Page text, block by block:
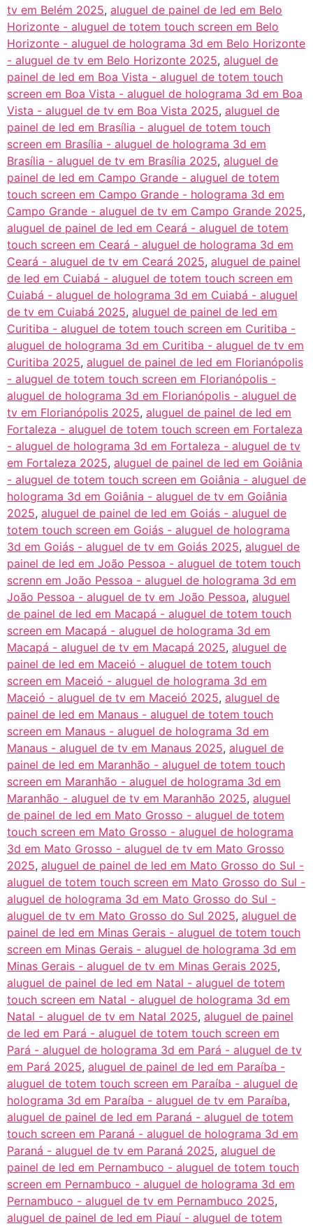
tv em Belém 2025, aluguel de painel de led em Belo
Horizonte - aluguel de totem touch screen em Belo
Horizonte - aluguel de holograma 3d em Belo Horizonte
- aluguel de tv em Belo Horizonte 2025, aluguel de
painel de led em Boa Vista - aluguel de totem touch
screen em Boa Vista - aluguel de holograma 3d em Boa
Vista - aluguel de tv em Boa Vista 2025, aluguel de
painel de led em Brasília - aluguel de totem touch
screen em Brasília - aluguel de holograma 3d em
Brasília - aluguel de tv em Brasília 2025, aluguel de
painel de led em Campo Grande - aluguel de totem
touch screen em Campo Grande - holograma 3d em
Campo Grande - aluguel de tv em Campo Grande 2025,
aluguel de painel de led em Ceará - aluguel de totem
touch screen em Ceará - aluguel de holograma 3d em
Ceará - aluguel de tv em Ceará 2025, aluguel de painel
de led em Cuiabá - aluguel de totem touch screen em
Cuiabá - aluguel de holograma 3d em Cuiabá - aluguel
de tv em Cuiabá 2025, aluguel de painel de led em
Curitiba - aluguel de totem touch screen em Curitiba -
aluguel de holograma 3d em Curitiba - aluguel de tv em
Curitiba 2025, aluguel de painel de led em Florianópolis
- aluguel de totem touch screen em Florianópolis -
aluguel de holograma 3d em Florianópolis - aluguel de
tv em Florianópolis 2025, aluguel de painel de led em
Fortaleza - aluguel de totem touch screen em Fortaleza
- aluguel de holograma 3d em Fortaleza - aluguel de tv
em Fortaleza 2025, aluguel de painel de led em Goiânia
- aluguel de totem touch screen em Goiânia - aluguel de
holograma 3d em Goiânia - aluguel de tv em Goiânia
2025, aluguel de painel de led em Goiás - aluguel de
totem touch screen em Goiás - aluguel de holograma
3d em Goiás - aluguel de tv em Goiás 2025, aluguel de
painel de led em João Pessoa - aluguel de totem touch
screnn em João Pessoa - aluguel de holograma 3d em
João Pessoa - aluguel de tv em João Pessoa, aluguel
de painel de led em Macapá - aluguel de totem touch
screen em Macapá - aluguel de holograma 3d em
Macapá - aluguel de tv em Macapá 2025, aluguel de
painel de led em Maceió - aluguel de totem touch
screen em Maceió - aluguel de holograma 3d em
Maceió - aluguel de tv em Maceió 2025, aluguel de
painel de led em Manaus - aluguel de totem touch
screen em Manaus - aluguel de holograma 3d em
Manaus - aluguel de tv em Manaus 2025, aluguel de
painel de led em Maranhão - aluguel de totem touch
screen em Maranhão - aluguel de holograma 3d em
Maranhão - aluguel de tv em Maranhão 2025, aluguel
de painel de led em Mato Grosso - aluguel de totem
touch screen em Mato Grosso - aluguel de holograma
3d em Mato Grosso - aluguel de tv em Mato Grosso
2025, aluguel de painel de led em Mato Grosso do Sul -
aluguel de totem touch screen em Mato Grosso do Sul -
aluguel de holograma 3d em Mato Grosso do Sul -
aluguel de tv em Mato Grosso do Sul 2025, aluguel de
painel de led em Minas Gerais - aluguel de totem touch
screen em Minas Gerais - aluguel de holograma 3d em
Minas Gerais - aluguel de tv em Minas Gerais 2025,
aluguel de painel de led em Natal - aluguel de totem
touch screen em Natal - aluguel de holograma 3d em
Natal - aluguel de tv em Natal 2025, aluguel de painel
de led em Pará - aluguel de totem touch screen em
Pará - aluguel de holograma 3d em Pará - aluguel de tv
em Pará 2025, aluguel de painel de led em Paraíba -
aluguel de totem touch screen em Paraíba - aluguel de
holograma 3d em Paraíba - aluguel de tv em Paraíba,
aluguel de painel de led em Paraná - aluguel de totem
touch screen em Paraná - aluguel de holograma 3d em
Paraná - aluguel de tv em Paraná 2025, aluguel de
painel de led em Pernambuco - aluguel de totem touch
screen em Pernambuco - aluguel de holograma 3d em
Pernambuco - aluguel de tv em Pernambuco 2025,
aluguel de painel de led em Piauí - aluguel de totem